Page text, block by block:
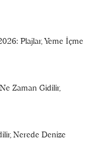
Plajlar, Yeme İçme
Zaman Gidilir,
Nerede Denize